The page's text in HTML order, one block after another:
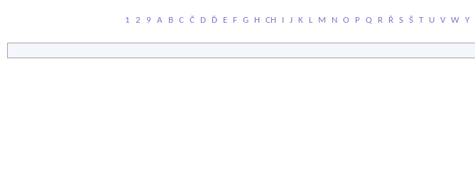
1 2 9 A B C Č D Ď E F G H CH I J K L M N O P Q R Ř S Š T U V W Y